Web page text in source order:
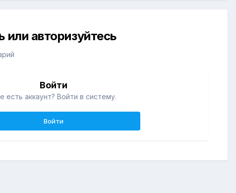
авторизуйтесь
Войти
есть аккаунт? Войти в систему.
Войти